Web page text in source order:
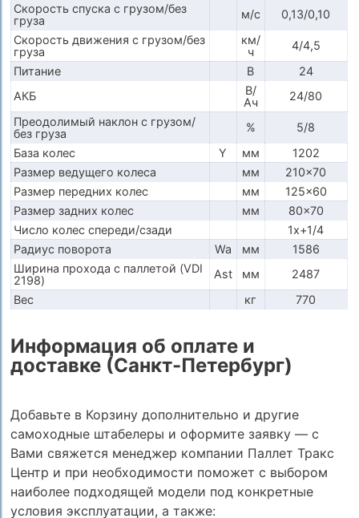
Скорость спуска с грузом/без
груза
м/с
0,13/0,10
Скорость движения с грузом/без
груза
км/
ч
4/4,5
Питание
В
24
АКБ
В/
Ач
24/80
Преодолимый наклон с грузом/
без груза
%
5/8
База колес
Y мм
1202
Размер ведущего колеса
мм
210x70
Размер передних колес
мм
125x60
Размер задних колес
мм
80x70
Число колес спереди/сзади
1x+1/4
Радиус поворота
Wa мм
1586
Ширина прохода с паллетой (VDI
2198)
Ast мм
2487
Вес
кг 770
Информация об оплате и
доставке (Санкт-Петербург)
Добавьте в Корзину дополнительно и другие
самоходные штабелеры и оформите заявку — с
Вами свяжется менеджер компании Паллет Тракс
Центр и при необходимости поможет с выбором
наиболее подходящей модели под конкретные
условия эксплуатации, а также: